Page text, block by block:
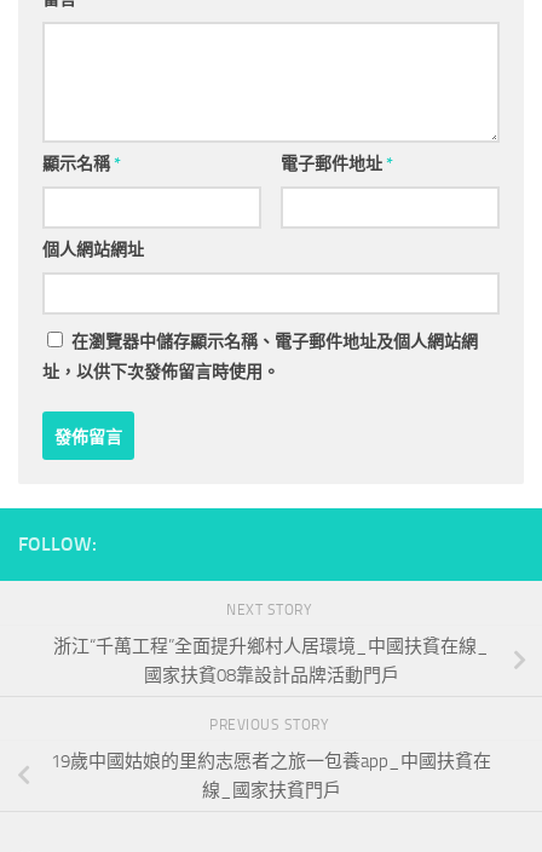
顯示名稱* 電子郵件地址*
個人網站網址
在瀏覽器中儲存顯示名稱、電子郵件地址及個人網站網
址，以供下次發佈留言時使用。
FOLLOW:
NEXT STORY
浙江“千萬工程”全面提升鄉村人居環境_中國扶貧在線_
國家扶貧08靠設計品牌活動門戶
PREVIOUS STORY
19歲中國姑娘的里約志愿者之旅一包養app_中國扶貧在
線_國家扶貧門戶